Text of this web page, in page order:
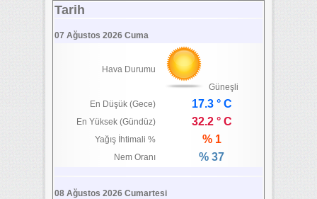
Tarih
07 Ağustos 2026 Cuma
Hava Durumu
Güneşli
En Düşük (Gece)
17.3 ° C
En Yüksek (Gündüz) 32.2 ° C
Yağış İhtimali % % 1
Nem Oranı % 37
08 Ağustos 2026 Cumartesi